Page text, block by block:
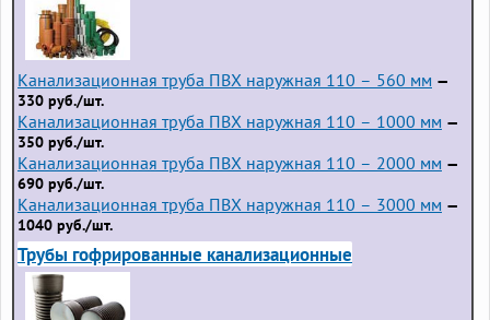
Канализационная труба ПВХ наружная 110 – 560 мм —
330 руб./шт.
Канализационная труба ПВХ наружная 110 – 1000 мм —
350 руб./шт.
Канализационная труба ПВХ наружная 110 – 2000 мм —
690 руб./шт.
Канализационная труба ПВХ наружная 110 – 3000 мм —
1040 руб./шт.
Трубы гофрированные канализационные